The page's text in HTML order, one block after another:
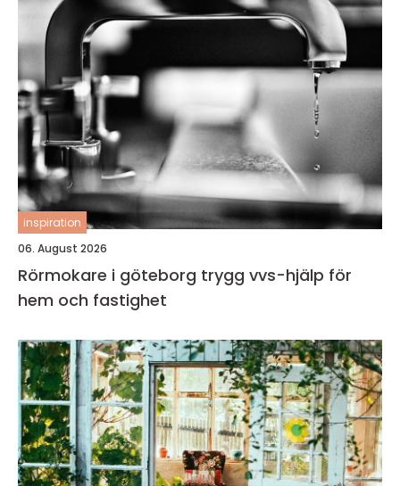
inspiration
06. August 2026
Rörmokare i göteborg trygg vvs-hjälp för
hem och fastighet